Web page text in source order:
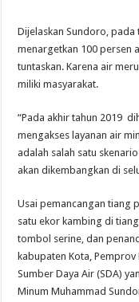
Dijelaskan Sundoro,
menargetkan 100 persen
tuntaskan. Karena air
miliki masyarakat.
“Pada akhir tahun 2019
mengakses layanan air
adalah salah satu
akan dikembangkan di
Usai pemancangan tiang
satu ekor kambing di
tombol serine, dan
kabupaten Kota, Pemprov
Sumber Daya Air (SDA)
Minum Muhammad